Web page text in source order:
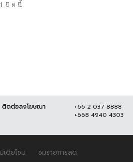
มิ.ย.นี้
ติดต่อลงโฆษณา
+66 2 037 8888
+668 4940 4303
มีเดียโซน ชมรายการสด